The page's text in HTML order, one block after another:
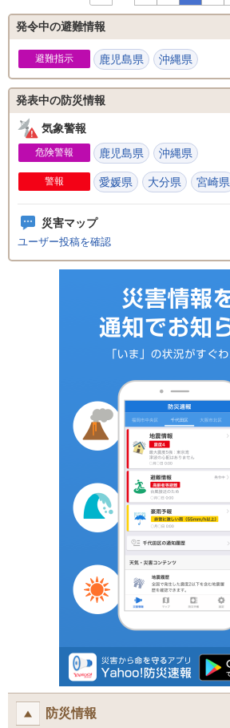
発令中の避難情報
避難指示 鹿児島県 沖縄県
発表中の防災情報
気象警報
危険警報 鹿児島県 沖縄県
警報 愛媛県 大分県 宮崎県
災害マップ
ユーザー投稿を確認
防災情報